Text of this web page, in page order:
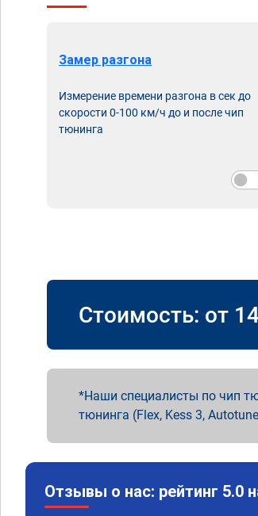
Замер разгона
Измерение времени разгона в сек до
скорости 0-100 км/ч до и после чип
тюнинга
Стоимость: от
Наши специалисты по чип
тюнинга (Flex, Kess 3,
Отзывы о нас: рейтинг 5.0